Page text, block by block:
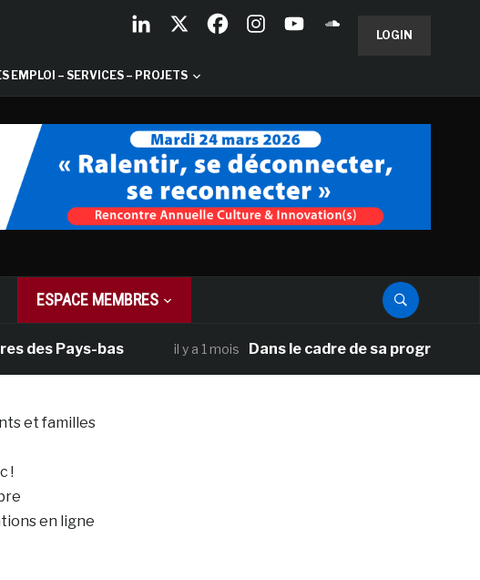
LOGIN
EMPLOI – SERVICES – PROJETS
ESPACE MEMBRES
Pays-bas il y a 1 mois Dans le cadre de sa programmation
et familles
!
en ligne